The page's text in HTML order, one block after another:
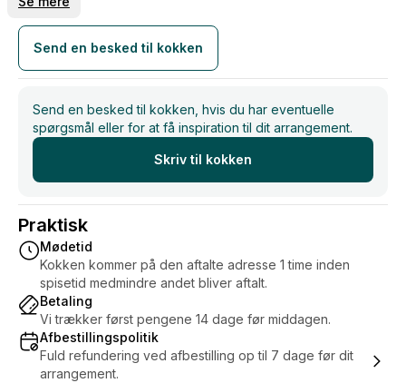
middag med dine bekendte eller blot en onsdag aften
✨
Allergi venlige alternativer er muligt - bløde gluten,
Send en besked til kokken
Send en besked til kokken, hvis du har eventuelle
spørgsmål eller for at få inspiration til dit arrangement.
Skriv til kokken
Praktisk
Mødetid
Kokken kommer på den aftalte adresse 1 time inden
spisetid medmindre andet bliver aftalt.
Betaling
Vi trækker først pengene 14 dage før middagen.
Afbestillingspolitik
Fuld refundering ved afbestilling op til 7 dage før dit
arrangement.